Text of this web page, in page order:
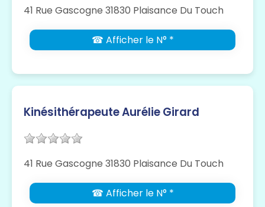
41 Rue Gascogne 31830 Plaisance Du Touch
☎ Afficher le N° *
Kinésithérapeute Aurélie Girard
41 Rue Gascogne 31830 Plaisance Du Touch
☎ Afficher le N° *